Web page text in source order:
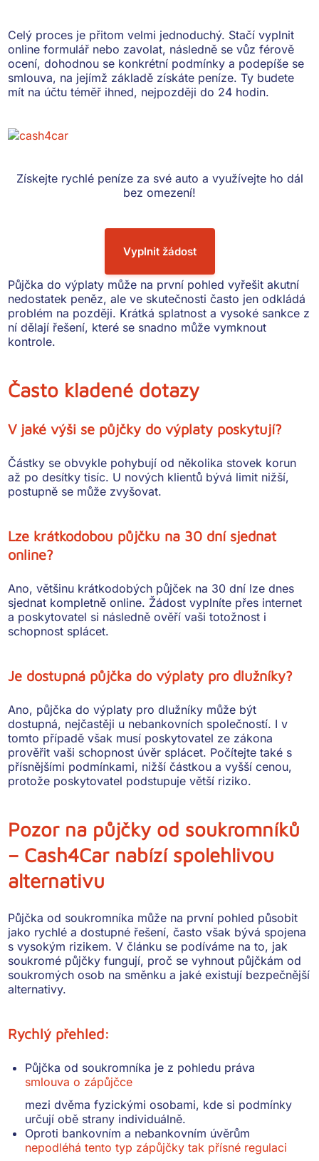
Celý proces je přitomvelmi jednoduchý. Stačí vyplnit
online formulář nebo zavolat, následně se vůz férově
ocení, dohodnou se konkrétní podmínky a podepíše se
smlouva, na jejímž základě získáte peníze. Ty budete
mít na účtu téměř ihned, nejpozději do 24 hodin.
Získejte rychlé penízeza své auto a využívejte ho dál
bez omezení!
Vyplnit žádost
Půjčka do výplaty může na první pohled vyřešit akutní
nedostatek peněz, ale ve skutečnosti často jen odkládá
problém na později. Krátká splatnost a vysoké sankce z
ní dělají řešení, které se snadno může vymknout
kontrole.
Často kladené dotazy
V jaké výši se půjčky do výplaty poskytují?
Částky se obvykle pohybují od několika stovek korun
až po desítky tisíc. U nových klientů bývá limit nižší,
postupně se může zvyšovat.
Lze krátkodobou půjčku na 30 dní sjednat
online?
Ano, většinu krátkodobých půjček na 30 dní lze dnes
sjednat kompletně online. Žádost vyplníte přes internet
a poskytovatel si následně ověří vaši totožnost i
schopnost splácet.
Je dostupná půjčka do výplaty pro dlužníky?
Ano, půjčka do výplaty pro dlužníky může být
dostupná, nejčastěji u nebankovních společností. I v
tomto případě však musí poskytovatel ze zákona
prověřit vaši schopnost úvěr splácet. Počítejte také s
přísnějšími podmínkami, nižší částkou a vyšší cenou,
protože poskytovatel podstupuje větší riziko.
Pozor na půjčky od soukromníků
– Cash4Car nabízí spolehlivou
alternativu
Půjčka od soukromníka může na první pohled působit
jako rychlé a dostupné řešení, často však bývá spojena
s vysokým rizikem. V článku se podíváme na to, jak
soukromé půjčky fungují, proč se vyhnout půjčkám od
soukromých osob na směnku a jaké existují bezpečnější
alternativy.
Rychlý přehled:
Půjčka od soukromníka je z pohledu práva
smlouva o zápůjčce
mezi dvěma fyzickými osobami, kde si podmínky
určují obě strany individuálně.
Oproti bankovním a nebankovním úvěrům
nepodléhá tento typ zápůjčky tak přísné regulaci